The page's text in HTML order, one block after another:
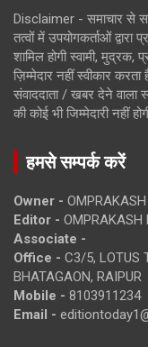
Disclaimer - समाचार से
तत्वों में उपयोगकर्ताओं
शामिल होगी स्वामी,
ज़िम्मेदार नहीं स्वीकार
संवाददाता / खबर देने वाला
की कोई भी जिम्मेदारी नहीं
हमसे सम्पर्क करें
Owner -
Editor - OMPRAKASH
Associate -
Office - C3/5, LOTUS
BHATAGAON, RAIPUR
Mobile - 8103911234
Email -